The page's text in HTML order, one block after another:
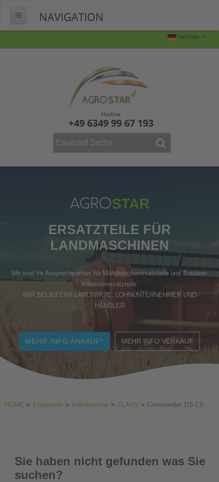
German
Hotline
+49 6349 99 67 193
NAVIGATION
Zubehör Weinbau
AGROSTAR
ERSATZTEILE FÜR
LANDMASCHINEN
Wir sind Ihr Ansprechpartner für Mähdrescherersatzteile und Trauben-
Vollernterersatzteile.
WIR BELIEFERN LANDWIRTE, LOHNUNTERNEHMER UND
HÄNDLER
MEHR INFO ANKAUF* MEHR INFO VERKAUF
HOME > Ersatzteile > Mähdrescher > CLAAS > Commandor 115 CS
Sie haben nicht gefunden was Sie
suchen?